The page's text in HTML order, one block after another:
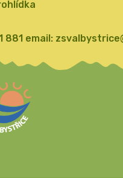
881 email: